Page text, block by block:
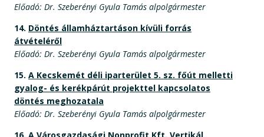
Előadó: Dr. Szeberényi Gyula Tamás alpolgármester
14. Döntés államháztartáson kívüli forrás
átvételéről
Előadó: Dr. Szeberényi Gyula Tamás alpolgármester
15. A Kecskemét déli iparterület 5. sz. főút melletti
gyalog- és kerékpárút projekttel kapcsolatos
döntés meghozatala
Előadó: Dr. Szeberényi Gyula Tamás alpolgármester